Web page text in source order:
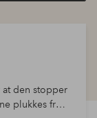
den stopper
plukkes fra